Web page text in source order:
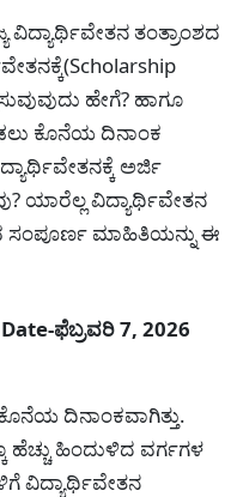
ವಿದ್ಯಾರ್ಥಿವೇತನ ತಂತ್ರಾಂಶದ
ಹೇಗೆ? ಹಾಗೂ
ಕೊನೆಯ ದಿನಾಂಕ
ಅರ್ಜಿ
ಯಾರೆಲ್ಲ ವಿದ್ಯಾರ್ಥಿವೇತನ
ಸಂಪೂರ್ಣ ಮಾಹಿತಿಯನ್ನು ಈ
ಫೆಬ್ರವರಿ 7, 2026
ದಿನಾಂಕವಾಗಿತ್ತು.
ಹೆಚ್ಚು ಹಿಂದುಳಿದ ವರ್ಗಗಳ
ವಿದ್ಯಾರ್ಥಿವೇತನ